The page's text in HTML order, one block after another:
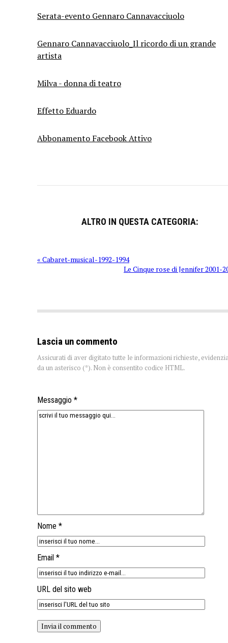
Serata-evento Gennaro Cannavacciuolo
Gennaro Cannavacciuolo_Il ricordo di un grande
artista
Milva - donna di teatro
Effetto Eduardo
Abbonamento Facebook Attivo
ALTRO IN QUESTA CATEGORIA:
« Cabaret-musical-1992-1994
Le Cinque rose di Jennifer 2001-
Lascia un commento
Assicurati di aver digitato tutte le informazioni richieste,
da un asterisco (*). Non è consentito codice HTML.
Messaggio *
Nome *
Email *
URL del sito web